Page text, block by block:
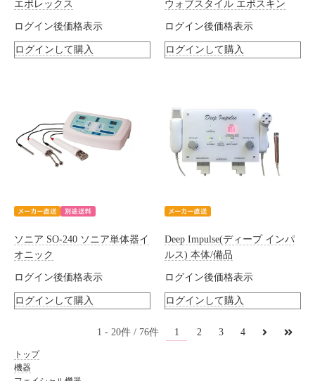
トップ
機器
エポレックス
ログイン後価格表示
ログインして購入
ウォブスタイル エポスキン
ログイン後価格表示
ログインして購入
ソニア SO-240 ソニア単体器イ
オニック
ログイン後価格表示
ログインして購入
Deep Impulse(ディープ インパ
ルス) 本体/備品
ログイン後価格表示
ログインして購入
1 2 3 4
76
1 20